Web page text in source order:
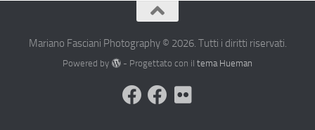
Mariano Fasciani Photography © 2026. Tutti i diritti riservati.
Powered by - Progettato con il tema Hueman